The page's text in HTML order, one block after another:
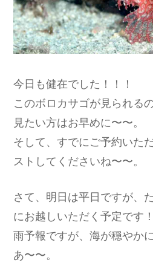
今日も健在でした！！！
このボロカサゴが見られる
見たい方はお早めに〜〜。
そして、すでにご予約いた
ストしてくださいね〜〜。
さて、明日は平日ですが、
にお越しいただく予定です
雨予報ですが、海が穏やか
あ〜〜。